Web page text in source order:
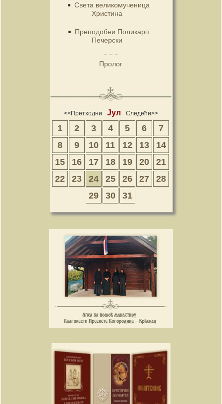
Света великомученица
Христина
Преподобни Поликарп
Печерски
Пролог
<<Претходни Јул Следећи>>
1 2 3 4 5 6
7
8
9 10 11 12 13
14
15
16 17 18 19 20
21
22
23 24 25 26 27
28
29
30 31